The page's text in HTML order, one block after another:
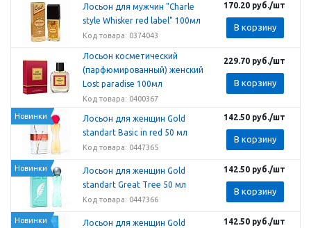
Лосьон для мужчин "Charle
style Whisker red label" 100мл
Код товара: 0374043
170.20руб./шт
В корзину
Лосьон косметический
(парфюмированный) женский
Lost paradise 100мл
Код товара: 0400367
229.70руб./шт
В корзину
Новинки
Лосьон для женщин Gold
standart Basic in red 50 мл
Код товара: 0447365
142.50руб./шт
В корзину
Новинки
Лосьон для женщин Gold
standart Great Tree 50 мл
Код товара: 0447366
142.50руб./шт
В корзину
Новинки
Лосьон для женщин Gold
142.50руб./шт